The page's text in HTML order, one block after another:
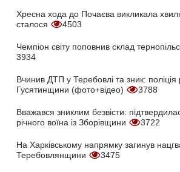
Хресна хода до Почаєва викликала
сталося
4503
Чемпіон світу поповнив склад
3934
Вчинив ДТП у Теребовлі та зник:
Гусятинщини (фото+відео)
3788
Вважався зниклим безвісти:
річного воїна із Зборівщини
3722
На Харківському напрямку загинув
Теребовлянщини
3475